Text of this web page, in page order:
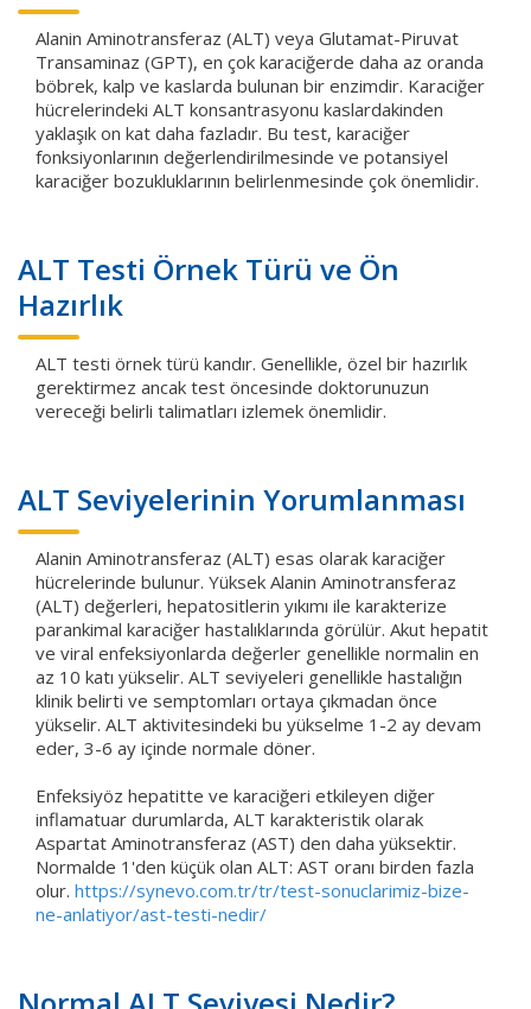
Alanin Aminotransferaz (ALT) veya Glutamat-Piruvat
Transaminaz (GPT), en çok karaciğerde daha az oranda
böbrek, kalp ve kaslarda bulunan bir enzimdir. Karaciğer
hücrelerindeki ALT konsantrasyonu kaslardakinden
yaklaşık on kat daha fazladır. Bu test, karaciğer
fonksiyonlarının değerlendirilmesinde ve potansiyel
karaciğer bozukluklarının belirlenmesinde çok önemlidir.
ALT Testi Örnek Türü ve Ön
Hazırlık
ALT testi örnek türü kandır. Genellikle, özel bir hazırlık
gerektirmez ancak test öncesinde doktorunuzun
vereceği belirli talimatları izlemek önemlidir.
ALT Seviyelerinin Yorumlanması
Alanin Aminotransferaz (ALT) esas olarak karaciğer
hücrelerinde bulunur. Yüksek Alanin Aminotransferaz
(ALT) değerleri, hepatositlerin yıkımı ile karakterize
parankimal karaciğer hastalıklarında görülür. Akut hepatit
ve viral enfeksiyonlarda değerler genellikle normalin en
az 10 katı yükselir. ALT seviyeleri genellikle hastalığın
klinik belirti ve semptomları ortaya çıkmadan önce
yükselir. ALT aktivitesindeki bu yükselme 1-2 ay devam
eder, 3-6 ay içinde normale döner.
Enfeksiyöz hepatitte ve karaciğeri etkileyen diğer
inflamatuar durumlarda, ALT karakteristik olarak
Aspartat Aminotransferaz (AST) den daha yüksektir.
Normalde 1'den küçük olan ALT: AST oranı birden fazla
olur. https://synevo.com.tr/tr/test-sonuclarimiz-bize-
ne-anlatiyor/ast-testi-nedir/